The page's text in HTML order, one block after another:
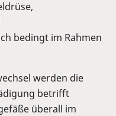
bedingt im Rahmen
werden die
betrifft
überall im